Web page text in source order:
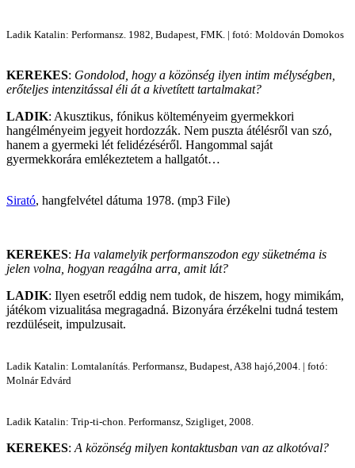
Ladik Katalin: Performansz. 1982, Budapest, FMK. | fotó: Moldován Domokos
KEREKES: Gondolod, hogy a közönség ilyen intim mélységben,
erőteljes intenzitással éli át a kivetített tartalmakat?
LADIK: Akusztikus, fónikus költeményeim gyermekkori
hangélményeim jegyeit hordozzák. Nem puszta átélésről van szó,
hanem a gyermeki lét felidézéséről. Hangommal saját
gyermekkorára emlékeztetem a hallgatót…
Sirató, hangfelvétel dátuma 1978. (mp3 File)
KEREKES: Ha valamelyik performanszodon egy süketnéma is
jelen volna, hogyan reagálna arra, amit lát?
LADIK: Ilyen esetről eddig nem tudok, de hiszem, hogy mimikám,
játékom vizualitása megragadná. Bizonyára érzékelni tudná testem
rezdüléseit, impulzusait.
Ladik Katalin: Lomtalanítás. Performansz, Budapest, A38 hajó,2004. | fotó:
Molnár Edvárd
Ladik Katalin: Trip-ti-chon. Performansz, Szigliget, 2008.
KEREKES: A közönség milyen kontaktusban van az alkotóval?